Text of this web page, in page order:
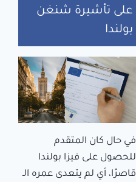
على تأشيرة شنغن
بولندا
في حال كان المتقدم
للحصول على فيزا بولندا
قاصرًا، أي لم يتعدى عمره الـ